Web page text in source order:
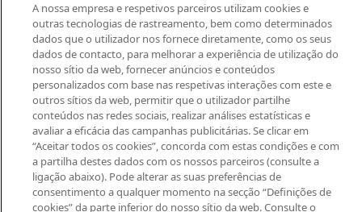
A nossa empresa e respetivos parceiros utilizam cookies e
outras tecnologias de rastreamento, bem como determinados
dados que o utilizador nos fornece diretamente, como os seus
dados de contacto, para melhorar a experiência de utilização do
nosso sítio da web, fornecer anúncios e conteúdos
personalizados com base nas respetivas interações com este e
outros sítios da web, permitir que o utilizador partilhe
conteúdos nas redes sociais, realizar análises estatísticas e
avaliar a eficácia das campanhas publicitárias. Se clicar em
“Aceitar todos os cookies”, concorda com estas condições e com
a partilha destes dados com os nossos parceiros (consulte a
ligação abaixo). Pode alterar as suas preferências de
consentimento a qualquer momento na secção “Definições de
cookies” da parte inferior do nosso sítio da web. Consulte o